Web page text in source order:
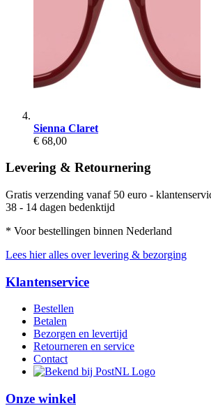
Sienna Claret
€ 68,00
Levering & Retournering
Gratis verzending vanaf 50 euro -
38 - 14 dagen bedenktijd
* Voor bestellingen binnen Nederland
Lees hier alles over levering & bezorging
Klantenservice
Bestellen
Betalen
Bezorgen en levertijd
Retourneren en service
Contact
Onze winkel